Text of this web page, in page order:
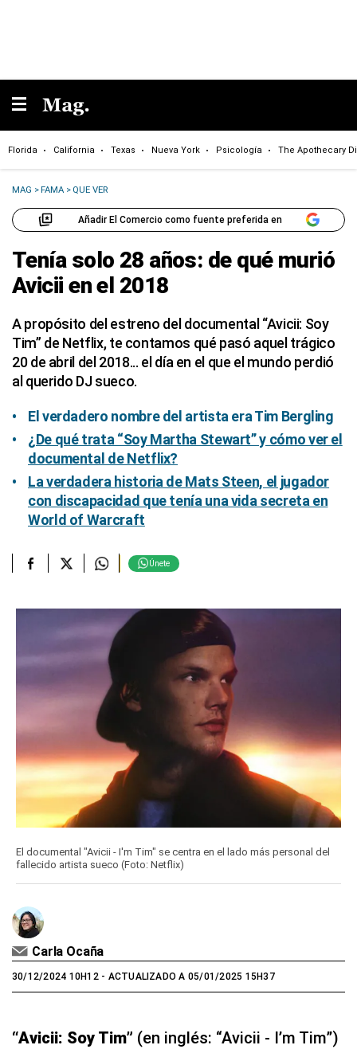
Florida California Texas Nueva York Psicología The Apothecary
MAG >FAMA > QUE VER
Añadir El Comercio como fuente preferida en
Tenía solo 28 años: de qué murió
Avicii en el 2018
A propósito del estreno del documental “Avicii: Soy
Tim” de Netflix, te contamos qué pasó aquel trágico
20 de abril del 2018... el día en el que el mundo perdió
al querido DJ sueco.
El verdadero nombre del artista era Tim Bergling
¿De qué trata “Soy Martha Stewart” y cómo ver el
documental de Netflix?
La verdadera historia de Mats Steen, el jugador
con discapacidad que tenía una vida secreta en
World of Warcraft
Únete
El documental "Avicii - I'm Tim" se centra en el lado más personal del
fallecido artista sueco (Foto: Netflix)
Carla Ocaña
30/12/2024 10H12- ACTUALIZADO A 05/01/2025 15H37
“Avicii: Soy Tim” (en inglés: “Avicii - I’m Tim”)